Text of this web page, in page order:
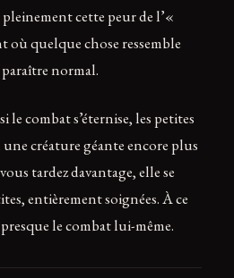
pleinement cette peur de l’«
où quelque chose ressemble
normal.
le combat s’éternise, les petites
créature géante encore plus
tardez davantage, elle se
entièrement soignées. À ce
le combat lui-même.